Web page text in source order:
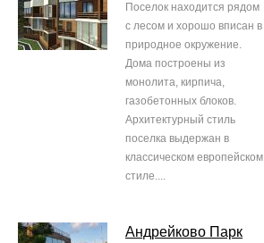
Поселок находится рядом
с лесом и хорошо вписан в
природное окружение.
Дома построены из
монолита, кирпича,
газобетонных блоков.
Архитектурный стиль
поселка выдержан в
классическом европейском
стиле....
Андрейково Парк